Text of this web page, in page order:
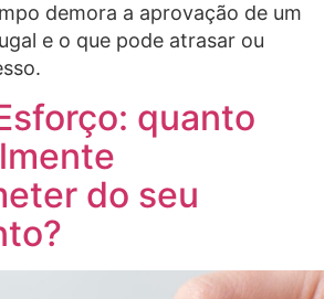
demora a aprovação de um
e o que pode atrasar ou
quanto
do seu